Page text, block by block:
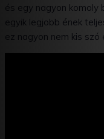
és egy nagyon
egyik legjobb ének
ez nagyon nem kis